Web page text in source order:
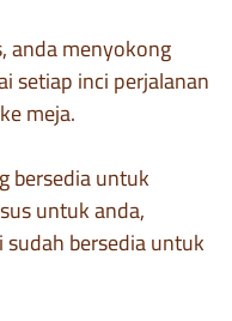
anda menyokong
setiap inci perjalanan
meja.
bersedia untuk
untuk anda,
bersedia untuk